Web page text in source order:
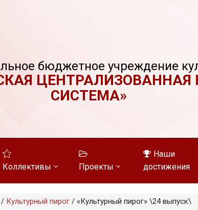
бюджетное учреждение
ЦЕНТРАЛИЗОВАННАЯ
СИСТЕМА»
Коллективы Проекты
Наши
достижения
/ Культурный пирог/ «Культурный пирог» \24 выпуск\